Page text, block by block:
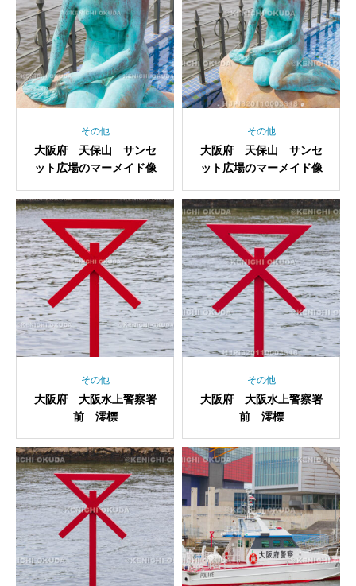
その他
大阪府 天保山 サンセ
ット広場のマーメイド像
その他
大阪府 天保山 サンセ
ット広場のマーメイド像
その他
大阪府 大阪水上警察署
前 澪標
その他
大阪府 大阪水上警察署
前 澪標